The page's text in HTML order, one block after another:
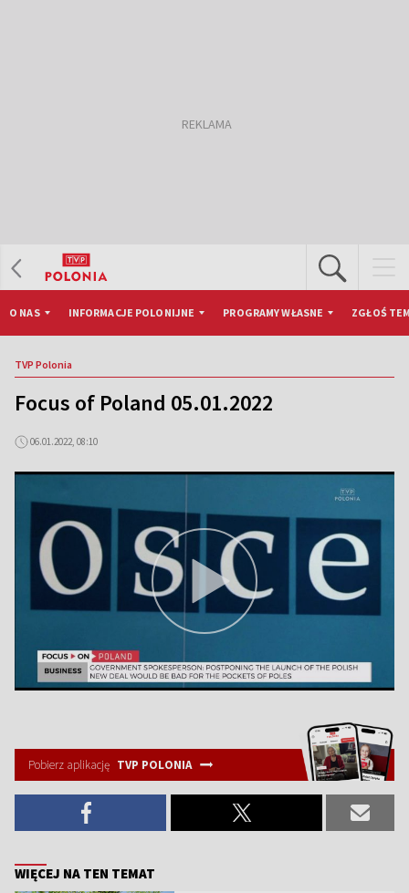
O NAS INFORMACJE POLONIJNE PROGRAMY WŁASNE ZGŁOŚ
TVP Polonia
Focus of Poland 05.01.2022
06.01.2022, 08:10
Pobierz aplikację TVP POLONIA
WIĘCEJ NA TEN TEMAT